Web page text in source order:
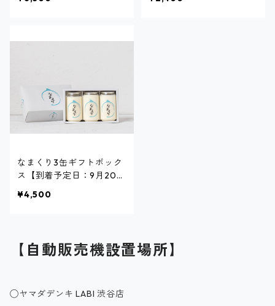
なまくり3缶ギフトボック
ス【到着予定日：9月20日
¥4,500
【自動販売機設置場所】
◯ヤマダデンキ LABI 渋谷店